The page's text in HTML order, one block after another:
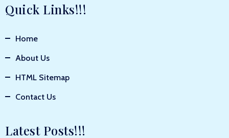
Quick Links!!!
Home
About Us
HTML Sitemap
Contact Us
Latest Posts!!!